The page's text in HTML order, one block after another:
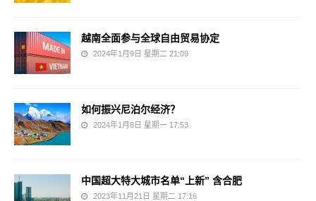
越南全面参与全球自由贸易协定
2024年1月9日 星期二 21:09
如何振兴尼泊尔经济？
2024年1月8日 星期一 17:53
中国超大特大城市名单“上新” 含合肥
2023年11月21日 星期二 17:16